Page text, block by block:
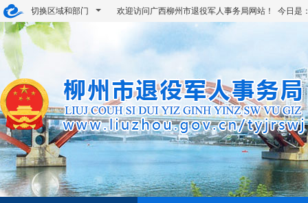
切换区域和部门 欢迎访问广西柳州市退役军人事务局网站！ 今日是